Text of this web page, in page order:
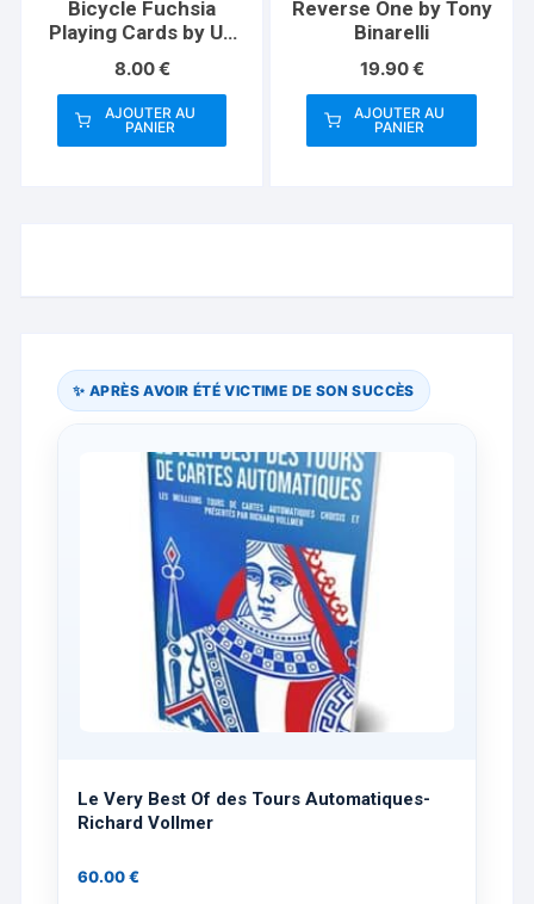
Bicycle Fuchsia
Playing Cards by US
Playing Card Co
8.00€
AJOUTER AU
PANIER
Reverse One by Tony
Binarelli
19.90€
AJOUTER AU
PANIER
✨ APRÈS AVOIR ÉTÉ VICTIME DE SON SUCCÈS
Le Very Best Of des Tours Automatiques-
Richard Vollmer
60.00€